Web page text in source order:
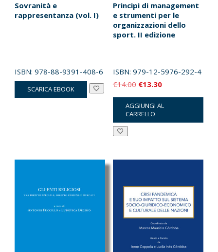
Sovranità e
rappresentanza (vol. I)
ISBN: 978-88-9391-408-6
SCARICA EBOOK
Principi di management
e strumenti per le
organizzazioni dello
sport. II edizione
ISBN: 979-12-5976-292-4
€14.00 Il
prezzo
originale
era:
€13.30Il
prezzo
attuale
è:
AGGIUNGI AL
CARRELLO